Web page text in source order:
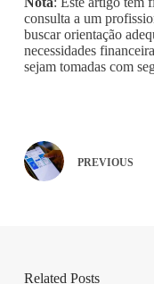
consulta a um
buscar orientação
necessidades
sejam tomadas com
PREVIOUS
Related Posts